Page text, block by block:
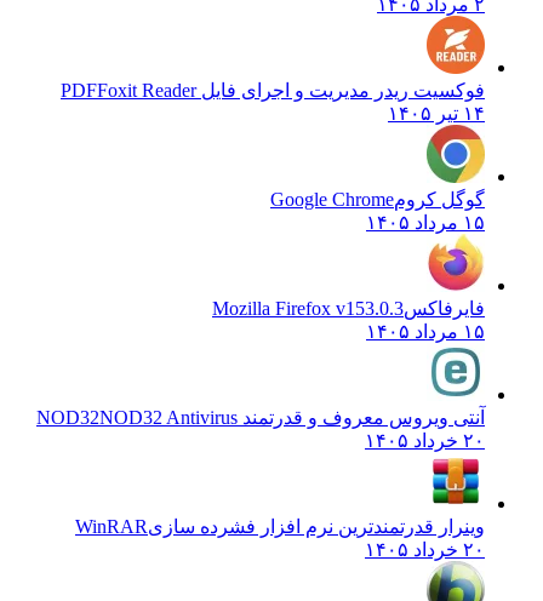
فوکسیت ریدر مدیریت و اجرای فایل PDFFoxit Reader
گوگل کروم Google Chrome
فایرفاکسMozilla Firefox v153.0.3
آنتی ویروس معروف و قدرتمند NOD32NOD32 Antivirus
وینرار قدرتمندترین نرم افزار فشرده سازیWinRAR